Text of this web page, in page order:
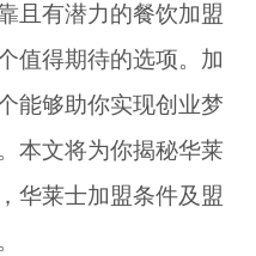
有潜力的餐饮加盟
值得期待的选项。加
能够助你实现创业梦
本文将为你揭秘华莱
华莱士加盟条件及盟